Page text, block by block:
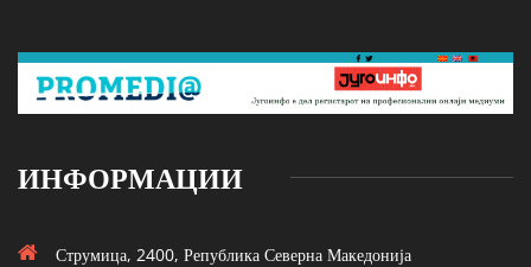
ИНФОРМАЦИИ
Струмица, 2400, Република Северна Македонија